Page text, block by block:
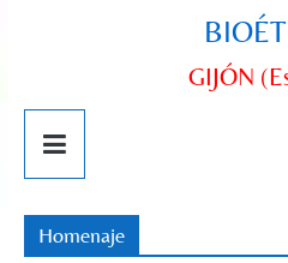
GIJÓN
Homenaje